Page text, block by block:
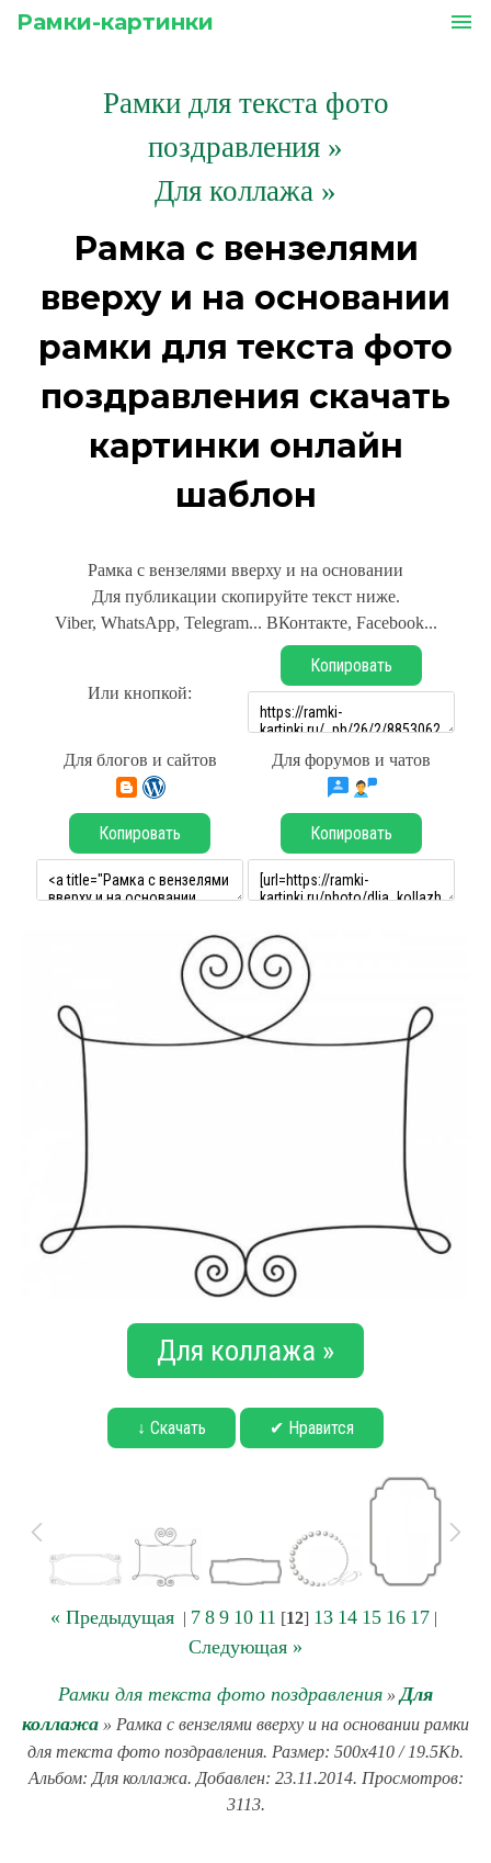
Рамки-картинки menu
Рамки для текста фото
поздравления »
Для коллажа »
Рамка с вензелями
вверху и на основании
рамки для текста фото
поздравления скачать
картинки онлайн
шаблон
Рамка с вензелями вверху и на основании
Для публикации скопируйте текст ниже.
Viber, WhatsApp, Telegram... ВКонтакте, Facebook...
Или кнопкой:
Копировать
Для блогов и сайтов Для форумов и чатов
Копировать Копировать
Для коллажа »
↓ Скачать ✔ Нравится
« Предыдущая| 7 8 9 10 11 [12] 13 14 15 16 17|
Следующая »
Рамки для текста фото поздравления » Для
коллажа » Рамка с вензелями вверху и на основании рамки
для текста фото поздравления. Размер: 500x410 / 19.5Kb.
Альбом: Для коллажа. Добавлен: 23.11.2014. Просмотров:
3113.